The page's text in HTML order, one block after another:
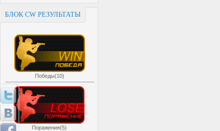
БЛОК CW РЕЗУЛЬТАТЫ
Победы(10)
Поражения(5)